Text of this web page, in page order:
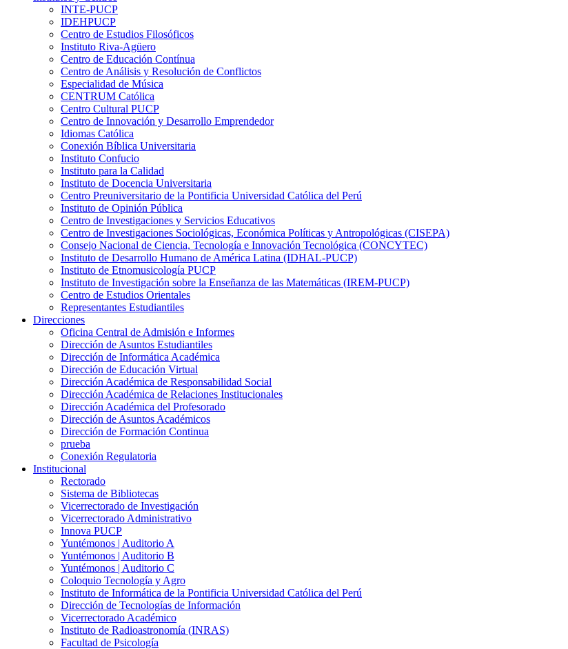
INTE-PUCP
IDEHPUCP
Centro de Estudios Filosóficos
Instituto Riva-Agüero
Centro de Educación Contínua
Centro de Análisis y Resolución de Conflictos
Especialidad de Música
CENTRUM Católica
Centro Cultural PUCP
Centro de Innovación y Desarrollo Emprendedor
Idiomas Católica
Conexión Bíblica Universitaria
Instituto Confucio
Instituto para la Calidad
Instituto de Docencia Universitaria
Centro Preuniversitario de la Pontificia Universidad Católica del Perú
Instituto de Opinión Pública
Centro de Investigaciones y Servicios Educativos
Centro de Investigaciones Sociológicas, Económica Políticas y Antropológicas (CISEPA)
Consejo Nacional de Ciencia, Tecnología e Innovación Tecnológica (CONCYTEC)
Instituto de Desarrollo Humano de América Latina (IDHAL-PUCP)
Instituto de Etnomusicología PUCP
Instituto de Investigación sobre la Enseñanza de las Matemáticas (IREM-PUCP)
Centro de Estudios Orientales
Representantes Estudiantiles
Direcciones
Oficina Central de Admisión e Informes
Dirección de Asuntos Estudiantiles
Dirección de Informática Académica
Dirección de Educación Virtual
Dirección Académica de Responsabilidad Social
Dirección Académica de Relaciones Institucionales
Dirección Académica del Profesorado
Dirección de Asuntos Académicos
Dirección de Formación Continua
prueba
Conexión Regulatoria
Institucional
Rectorado
Sistema de Bibliotecas
Vicerrectorado de Investigación
Vicerrectorado Administrativo
Innova PUCP
Yuntémonos | Auditorio A
Yuntémonos | Auditorio B
Yuntémonos | Auditorio C
Coloquio Tecnología y Agro
Instituto de Informática de la Pontificia Universidad Católica del Perú
Dirección de Tecnologías de Información
Vicerrectorado Académico
Instituto de Radioastronomía (INRAS)
Facultad de Psicología